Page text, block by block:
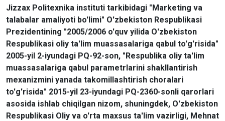
Jizzax Politexnika instituti tarkibidagi "Marketing va
talabalar amaliyoti bo'limi" O'zbekiston Respublikasi
Prezidentining "2005/2006 o'quv yilida O'zbekiston
Respublikasi oliy ta'lim muassasalariga qabul to'g'risida"
2005-yil 2-iyundagi PQ-92-son, "Respublika oliy ta'lim
muassasalariga qabul parametrlarini shakllantirish
mexanizmini yanada takomillashtirish choralari
to'g'risida" 2015-yil 23-iyundagi PQ-2360-sonli qarorlari
asosida ishlab chiqilgan nizom, shuningdek, O'zbekiston
Respublikasi Oliy va o'rta maxsus ta'lim vazirligi, Mehnat